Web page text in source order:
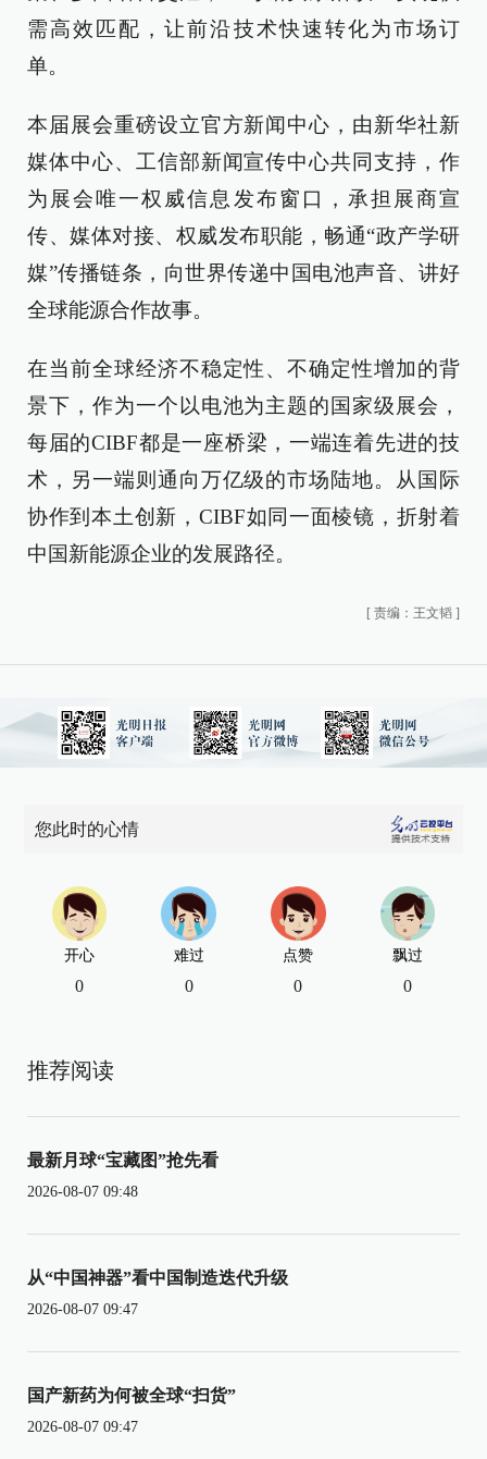
需高效匹配，让前沿技术快速转化为市场订
单。
本届展会重磅设立官方新闻中心，由新华社新
媒体中心、工信部新闻宣传中心共同支持，作
为展会唯一权威信息发布窗口，承担展商宣
传、媒体对接、权威发布职能，畅通“政产学研
媒”传播链条，向世界传递中国电池声音、讲好
全球能源合作故事。
在当前全球经济不稳定性、不确定性增加的背
景下，作为一个以电池为主题的国家级展会，
每届的CIBF都是一座桥梁，一端连着先进的技
术，另一端则通向万亿级的市场陆地。从国际
协作到本土创新，CIBF如同一面棱镜，折射着
中国新能源企业的发展路径。
[ 责编：王文韬 ]
您此时的心情
开心
0
难过
0
点赞
0
飘过
0
推荐阅读
最新月球“宝藏图”抢先看
2026-08-07 09:48
从“中国神器”看中国制造迭代升级
2026-08-07 09:47
国产新药为何被全球“扫货”
2026-08-07 09:47